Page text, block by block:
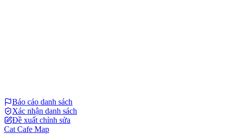
Báo cáo danh sách
Xác nhận danh sách
Đề xuất chỉnh sửa
Cat Cafe Map